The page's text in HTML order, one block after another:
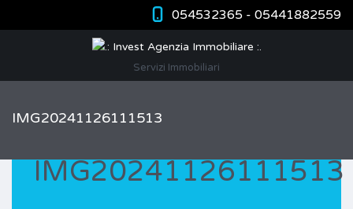
054532365 - 05441882559
Servizi Immobiliari
IMG20241126111513
IMG20241126111513